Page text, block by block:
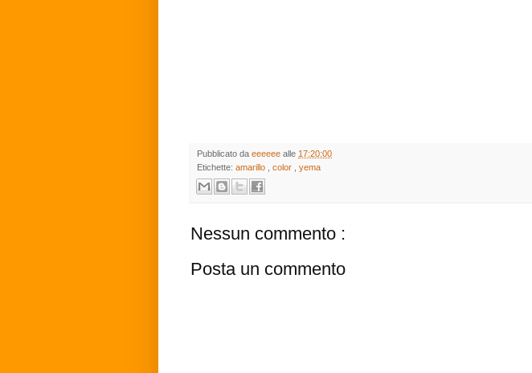
Pubblicato da eeeeee alle 17:20:00
Etichette: amarillo color yema
Nessun commento :
Posta un commento